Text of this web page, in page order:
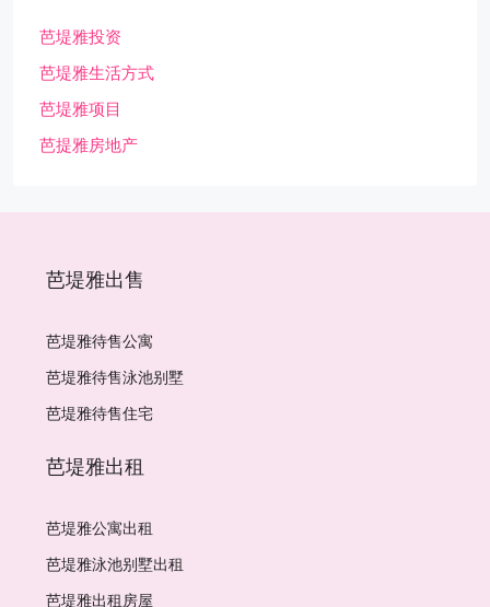
芭堤雅投资
芭堤雅生活方式
芭堤雅项目
芭提雅房地产
芭堤雅出售
芭堤雅待售公寓
芭堤雅待售泳池别墅
芭堤雅待售住宅
芭堤雅出租
芭堤雅公寓出租
芭堤雅泳池别墅出租
芭堤雅出租房屋